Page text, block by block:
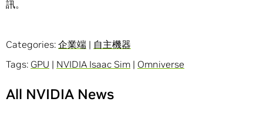
訊。
Categories: 企業端 | 自主機器
Tags: GPU | NVIDIA Isaac Sim | Omniverse
All NVIDIA News